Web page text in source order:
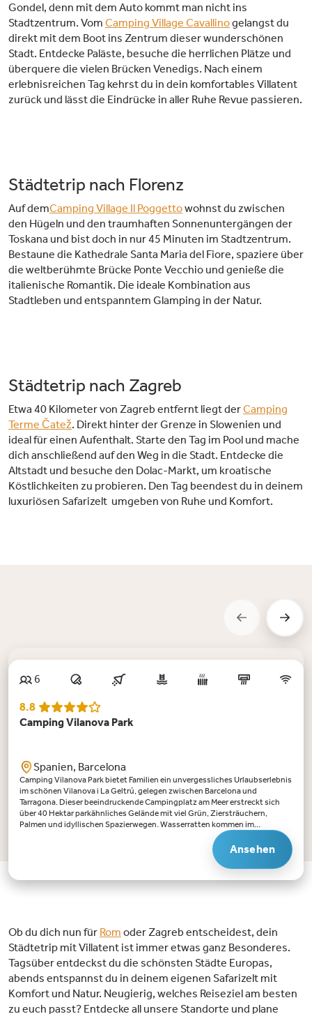
Gondel, denn mit dem Auto kommt man nicht ins
Stadtzentrum. Vom Camping Village Cavallinogelangst du
direkt mit dem Boot ins Zentrum dieser wunderschönen
Stadt. Entdecke Paläste, besuche die herrlichen Plätze und
überquere die vielen Brücken Venedigs. Nach einem
erlebnisreichen Tag kehrst du in dein komfortables Villatent
zurück und lässt die Eindrücke in aller Ruhe Revue passieren.
Städtetrip nach Florenz
Auf demCamping Village Il Poggettowohnst du zwischen
den Hügeln und den traumhaften Sonnenuntergängen der
Toskana und bist doch in nur 45 Minuten im Stadtzentrum.
Bestaune die Kathedrale Santa Maria del Fiore, spaziere über
die weltberühmte Brücke Ponte Vecchio und genieße die
italienische Romantik. Die ideale Kombination aus
Stadtleben und entspanntem Glamping in der Natur.
Städtetrip nach Zagreb
Etwa 40 Kilometer von Zagreb entfernt liegt derCamping
Terme Čatež. Direkt hinter der Grenze in Slowenien und
ideal für einen Aufenthalt. Starte den Tag im Pool und mache
dich anschließend auf den Weg in die Stadt. Entdecke die
Altstadt und besuche den Dolac-Markt, um kroatische
Köstlichkeiten zu probieren. Den Tag beendest du in deinem
luxuriösen Safarizelt umgeben von Ruhe und Komfort.
Neu
6
8.8
Camping Vilanova Park
Spanien, Barcelona
Camping Vilanova Park bietet Familien ein unvergessliches Urlaubserlebnis
im schönen Vilanova i La Geltrú, gelegen zwischen Barcelona und
Tarragona. Dieser beeindruckende Campingplatz am Meer erstreckt sich
über 40 Hektar parkähnliches Gelände mit viel Grün, Ziersträuchern,
Palmen und idyllischen Spazierwegen. Wasserratten kommen im
fantastischen Wasserpark mit Außenpools, Kinderbecken und
spannenden Rutschen voll auf ihre Kosten. Die Crazy Cone-Rutsche ist
ideal für Abenteurer, während die Body Slide der ganzen Familie Spaß
macht. Brauchen Sie Entspannung? Besuchen Sie das Wellness & Spa mit
Innenpool, Jacuzzi, Solarium, Sauna und Hammam. Der Campingplatz
einen Miniclub, Kinderclub und Abendunterhaltung. Mit einem praktischen
Shuttle-Service zu den nahegelegenen Stränden und nach Barcelona ist
dieser Campingplatz die perfekte Basis für einen abwechslungsreichen
Familienurlaub.Highlights von Camping Vilanova Park:Fantastischer
Wasserpark: Genießen Sie stundenlangen Spaß im Wasserpark mit zwei
großen Außenpools, einem Kinderbecken, spektakuläre Wasserrutschen
und einem beheizten Innenpool. Sonnenliegen und Sonnenschirme bieten
Ansehen
Ob du dich nun für Rom oder Zagreb entscheidest, dein
Städtetrip mit Villatent ist immer etwas ganz Besonderes.
Tagsüber entdeckst du die schönsten Städte Europas,
abends entspannst du in deinem eigenen Safarizelt mit
Komfort und Natur. Neugierig, welches Reiseziel am besten
zu euch passt? Entdecke all unsere Standorte und plane